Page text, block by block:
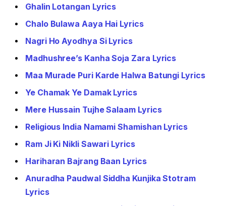
Ghalin Lotangan Lyrics
Chalo Bulawa Aaya Hai Lyrics
Nagri Ho Ayodhya Si Lyrics
Madhushree’s Kanha Soja Zara Lyrics
Maa Murade Puri Karde Halwa Batungi Lyrics
Ye Chamak Ye Damak Lyrics
Mere Hussain Tujhe Salaam Lyrics
Religious India Namami Shamishan Lyrics
Ram Ji Ki Nikli Sawari Lyrics
Hariharan Bajrang Baan Lyrics
Anuradha Paudwal Siddha Kunjika Stotram
Lyrics